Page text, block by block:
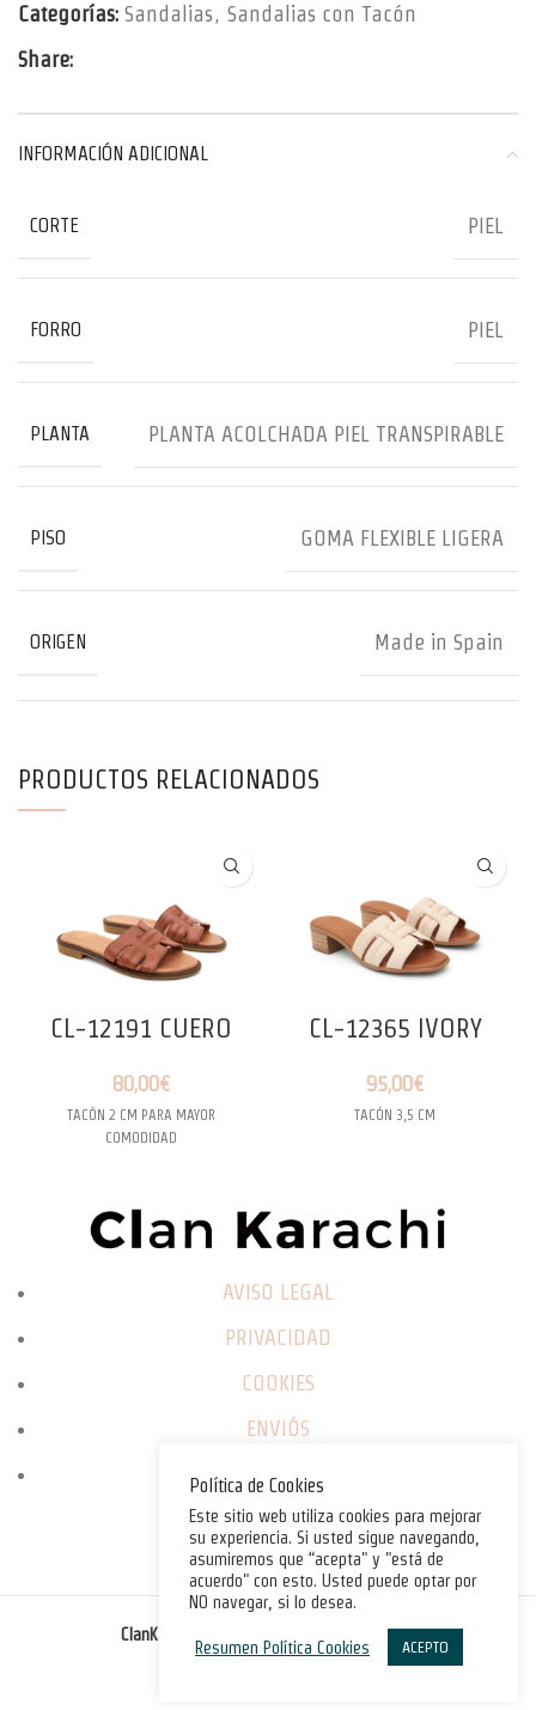
Categorías: Sandalias, Sandalias con Tacón
Share:
INFORMACIÓN ADICIONAL
CORTE PIEL
FORRO PIEL
PLANTA PLANTA ACOLCHADA PIEL TRANSPIRABLE
PISO GOMA FLEXIBLE LIGERA
ORIGEN Made in Spain
PRODUCTOS RELACIONADOS
CL-12191 CUERO
80,00€
TACÓN 2 CM PARA MAYOR
COMODIDAD
CL-12365 IVORY
95,00€
TACÓN 3,5 CM
AVISO LEGAL
PRIVACIDAD
COOKIES
ENVIÓS
CAMBIOS / DEVOLUCIONES
ClanKarachi.com . All rights reserved.©
Política de Cookies
Este sitio web utiliza cookies para mejorar
su experiencia. Si usted sigue navegando,
asumiremos que “acepta" y "está de
acuerdo" con esto. Usted puede optar por
NO navegar, si lo desea.
Resumen Política Cookies ACEPTO